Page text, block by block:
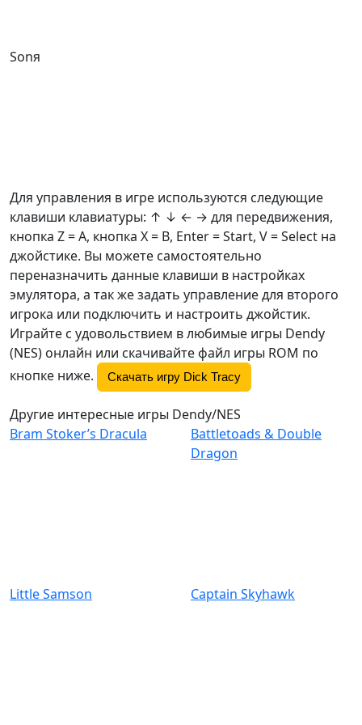
Sonя
Для управления в игре используются следующие
клавиши клавиатуры: ↑ ↓ ← → для передвижения,
кнопка Z =A, кнопка X = B, Enter = Start, V = Select на
джойстике. Вы можете самостоятельно
переназначить данные клавиши в настройках
эмулятора, а так же задать управление для второго
игрока или подключить и настроить джойстик.
Играйте с удовольствием в любимые игры Dendy
(NES) онлайн или скачивайте файл игры ROM по
кнопке ниже.
Скачать игру Dick Tracy
Другие интересные игры Dendy/NES
Bram Stoker’s Dracula
Battletoads & Double
Dragon
Little Samson Captain Skyhawk